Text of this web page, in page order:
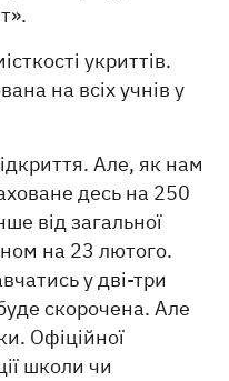
укриттів.
на всіх учнів у
Але, як нам
десь на 250
від загальної
на 23 лютого.
у дві-три
скорочена. Але
Офіційної
школи чи